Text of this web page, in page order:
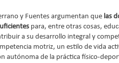
y Fuentes argumentan que las
para, entre otras cosas,
a su desarrollo integral y
motriz, un estilo de vida
autónoma de la práctica físico-